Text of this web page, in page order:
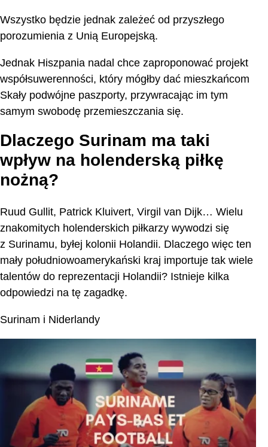
Wszystko będzie jednak zależeć od przyszłego
porozumienia z Unią Europejską.
Jednak Hiszpania nadal chce zaproponować projekt
współsuwerenności, który mógłby dać mieszkańcom
Skały podwójne paszporty, przywracając im tym
samym swobodę przemieszczania się.
Dlaczego Surinam ma taki
wpływ na holenderską piłkę
nożną?
Ruud Gullit, Patrick Kluivert, Virgil van Dijk… Wielu
znakomitych holenderskich piłkarzy wywodzi się
z Surinamu, byłej kolonii Holandii. Dlaczego więc ten
mały południowoamerykański kraj importuje tak wiele
talentów do reprezentacji Holandii? Istnieje kilka
odpowiedzi na tę zagadkę.
Surinam i Niderlandy